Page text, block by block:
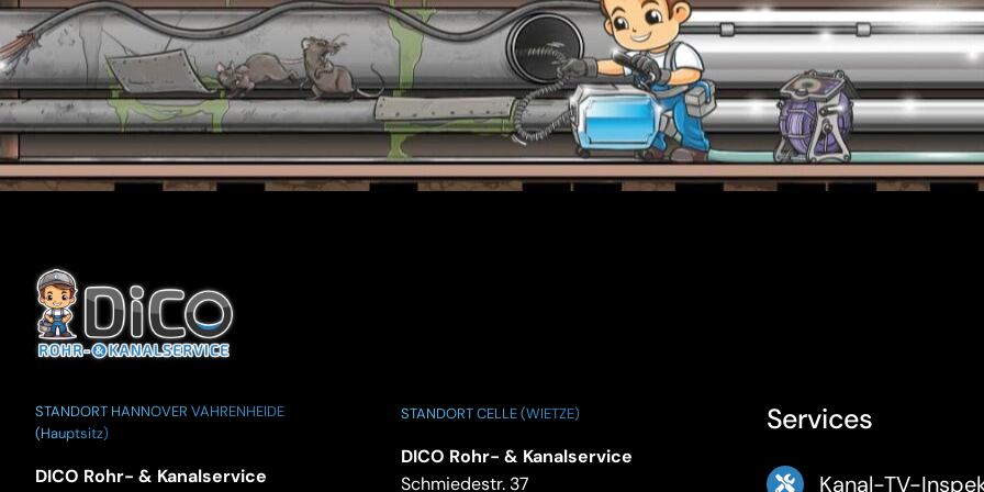
STANDORT HANNOVER VAHRENHEIDE
(Hauptsitz)
DICO Rohr- & Kanalservice
STANDORT CELLE (WIETZE)
DICO Rohr- & Kanalservice
Schmiedestr. 37
Services
Kanal-TV-